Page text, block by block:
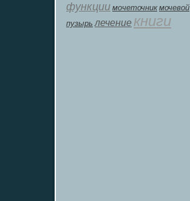
функции мοчеточник мочевой
пузырь лечение книги